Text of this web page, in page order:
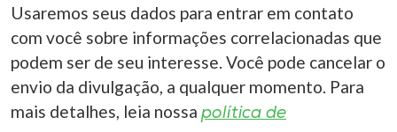
Usaremos seus dados para entrar em contato
com você sobre informações correlacionadas que
podem ser de seu interesse. Você pode cancelar o
envio da divulgação, a qualquer momento. Para
mais detalhes, leia nossa política de